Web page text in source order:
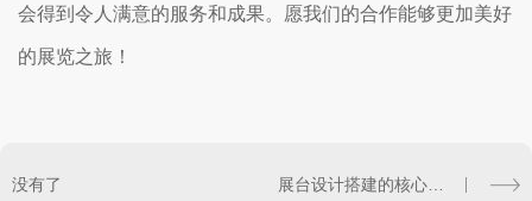
会得到令人满意的服务和成果。愿我们的合作能够更加美好
的展览之旅！
没有了